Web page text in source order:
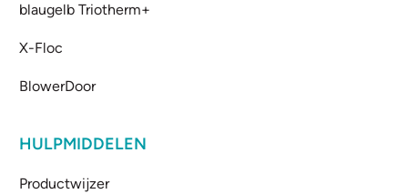
blaugelb Triotherm+
X-Floc
BlowerDoor
HULPMIDDELEN
Productwijzer